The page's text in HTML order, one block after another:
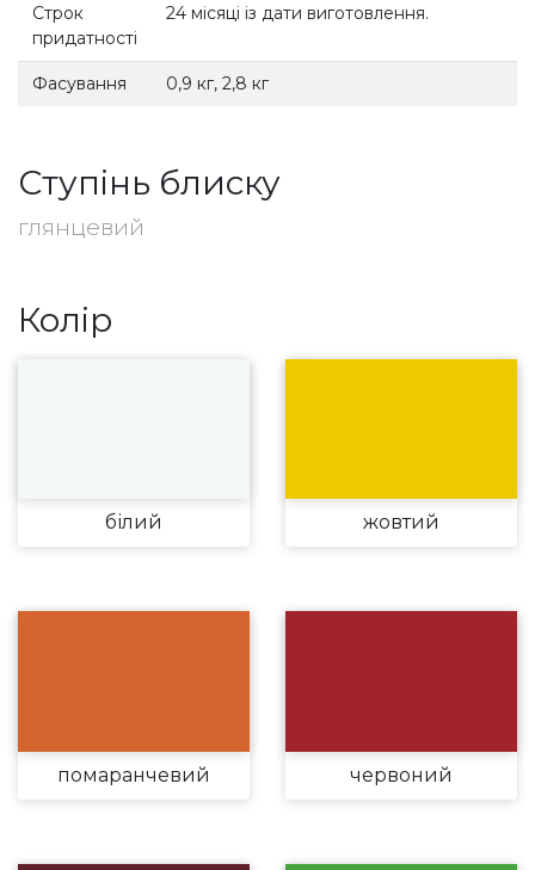
Строк
придатності
24 місяці із дати виготовлення.
Фасування 0,9 кг, 2,8 кг
Ступінь блиску
глянцевий
Колір
білий жовтий
помаранчевий червоний